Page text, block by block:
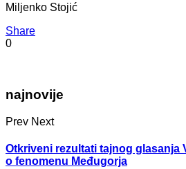
Miljenko Stojić
Share
0
najnovije
Prev Next
Otkriveni rezultati tajnog glasanja
o fenomenu Međugorja